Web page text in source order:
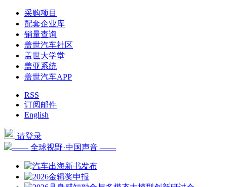
采购项目
配套企业库
销量查询
盖世汽车社区
盖世大学堂
盖亚系统
盖世汽车APP
RSS
订阅邮件
English
请登录
—— 全球视野·中国声音 ——